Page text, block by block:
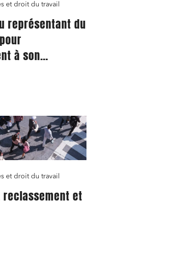
et droit du travail
représentant du
à son
et droit du travail
et